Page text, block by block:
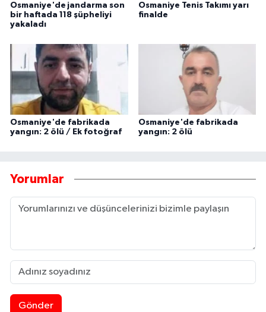
Osmaniye'de jandarma son
bir haftada 118 şüpheliyi
yakaladı
Osmaniye Tenis Takımı yarı
finalde
Osmaniye'de fabrikada
yangın: 2 ölü / Ek fotoğraf
Osmaniye'de fabrikada
yangın: 2 ölü
Yorumlar
Gönder